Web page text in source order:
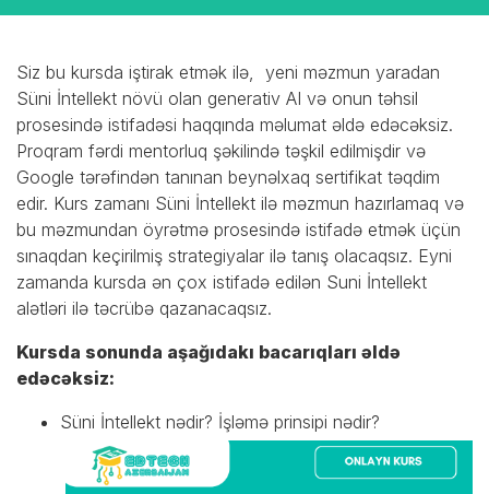
Siz bu kursda iştirak etmək ilə, yeni məzmun yaradan
Süni İntellekt növü olan generativ AI və onun təhsil
prosesində istifadəsi haqqında məlumat əldə edəcəksiz.
Proqram fərdi mentorluq şəkilində təşkil edilmişdir və
Google tərəfindən tanınan beynəlxaq sertifikat təqdim
edir. Kurs zamanı Süni İntellekt ilə məzmun hazırlamaq və
bu məzmundan öyrətmə prosesində istifadə etmək üçün
sınaqdan keçirilmiş strategiyalar ilə tanış olacaqsız. Eyni
zamanda kursda ən çox istifadə edilən Suni İntellekt
alətləri ilə təcrübə qazanacaqsız.
Kursda sonunda aşağıdakı bacarıqları əldə
edəcəksiz:
Süni İntellekt nədir? İşləmə prinsipi nədir?